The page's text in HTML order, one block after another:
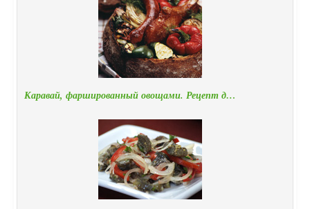
Каравай, фаршированный овощами. Рецепт д…